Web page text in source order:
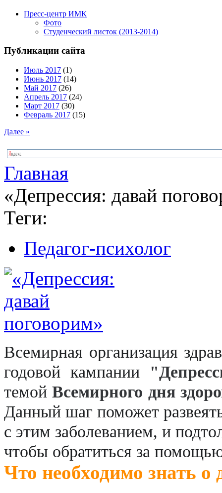
Пресс-центр ИМК
Фото
Студенческий листок (2013-2014)
Публикации сайта
Июль 2017 (1)
Июнь 2017 (14)
Май 2017 (26)
Апрель 2017 (24)
Март 2017 (30)
Февраль 2017 (15)
Далее »
Главная
«Депрессия: давай
Теги:
Педагог-психолог
Всемирная организация
годовой кампании
темойВсемирного дня
Данный шаг поможет
с этим заболеванием, и
чтобы обратиться за
Что необходимо знать о